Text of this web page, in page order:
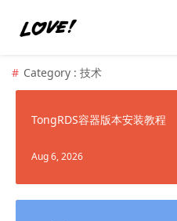
Category : 技术
TongRDS容器版本安装教程
Aug 6, 2026